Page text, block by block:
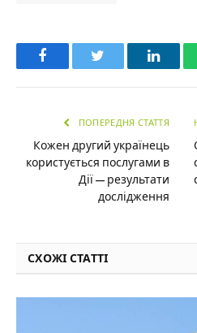
Facebook
ПОПЕРЕДНЯ СТАТТЯ
Кожен другий українець
користується послугами в
Дії — результати
дослідження
СХОЖІ СТАТТІ